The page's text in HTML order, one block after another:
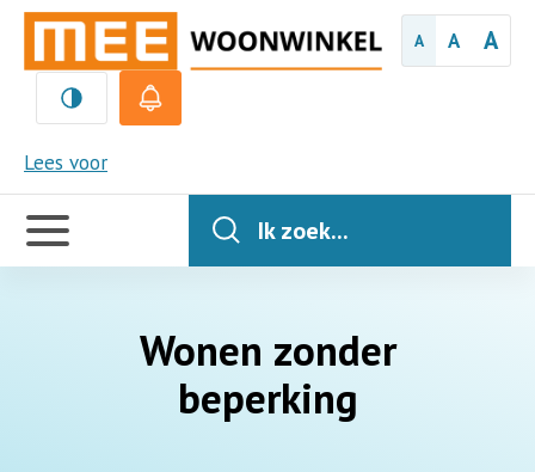
A A A
Lees voor
MEE
Handige
links
Ik zoek...
Wonen zonder
beperking